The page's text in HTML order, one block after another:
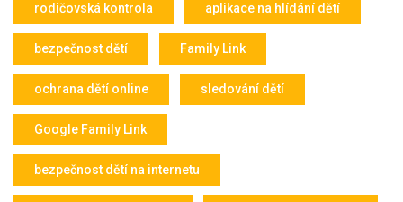
rodičovská kontrola aplikace na hlídání dětí
bezpečnost dětí Family Link
ochrana dětí online sledování dětí
Google Family Link
bezpečnost dětí na internetu